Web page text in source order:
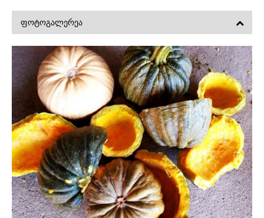
ᲤᲝᲢᲝᲒᲐᲚᲔᲠᲔᲐ